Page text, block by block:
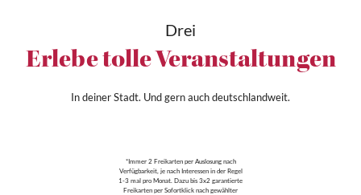
Drei
Erlebe tolle Veranstaltungen
In deiner Stadt. Und gern auch deutschlandweit.
*Immer 2 Freikarten per Auslosung nach
Verfügbarkeit, je nach Interessen in der Regel
1-3 mal pro Monat. Dazu bis 3x2 garantierte
Freikarten per Sofortklick nach gewählter